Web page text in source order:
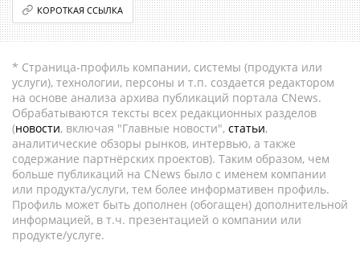
КОРОТКАЯ ССЫЛКА
* Страница-профиль компании, системы (продукта или
услуги), технологии, персоны и т.п. создается редактором
на основе анализа архива публикаций портала CNews.
Обрабатываются тексты всех редакционных разделов
(новости, включая "Главные новости", статьи,
аналитические обзоры рынков, интервью, а также
содержание партнёрских проектов). Таким образом, чем
больше публикаций на CNews было с именем компании
или продукта/услуги, тем более информативен профиль.
Профиль может быть дополнен (обогащен) дополнительной
информацией, в т.ч. презентацией о компании или
продукте/услуге.